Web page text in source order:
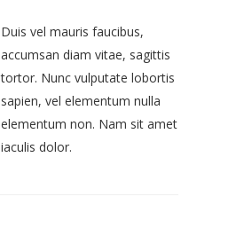
Duis vel mauris faucibus,
accumsan diam vitae, sagittis
tortor. Nunc vulputate lobortis
sapien, vel elementum nulla
elementum non. Nam sit amet
iaculis dolor.